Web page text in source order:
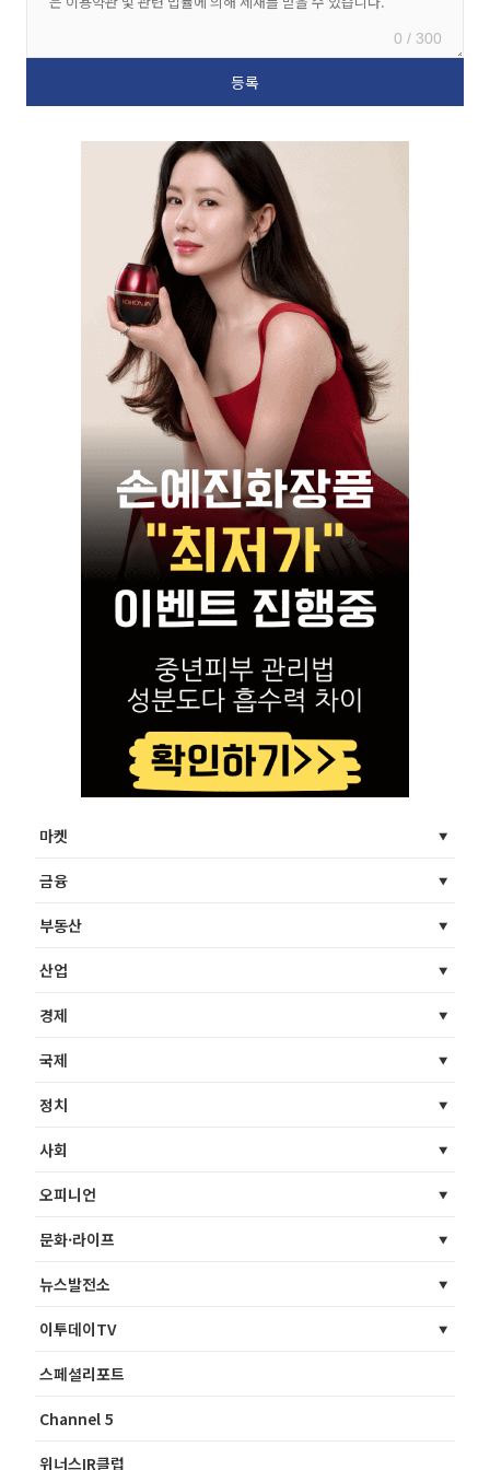
0 / 300
마켓
금융
부동산
산업
경제
국제
정치
사회
오피니언
문화·라이프
뉴스발전소
이투데이TV
스페셜리포트
Channel 5
위너스IR클럽